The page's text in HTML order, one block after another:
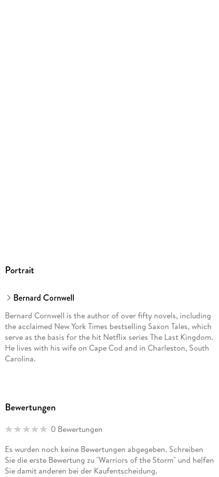
Portrait
Bernard Cornwell
Bernard Cornwell is the author of over fifty novels, including
the acclaimed New York Times bestselling Saxon Tales, which
serve as the basis for the hit Netflix series The Last Kingdom.
He lives with his wife on Cape Cod and in Charleston, South
Carolina.
Bewertungen
0 Bewertungen
Es wurden noch keine Bewertungen abgegeben. Schreiben
Sie die erste Bewertung zu "Warriors of the Storm" und helfen
Sie damit anderen bei der Kaufentscheidung.